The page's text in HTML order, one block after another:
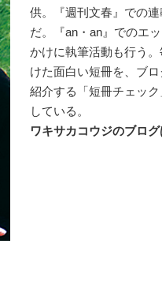
供。『週刊文春』での
だ。『an・an』でのエ
かけに執筆活動も行う
けた面白い短冊を、ブ
紹介する「短冊チェッ
している。
ワキサカコウジのブロ